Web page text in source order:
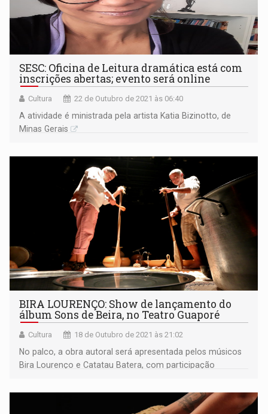
SESC: Oficina de Leitura dramática está com
inscrições abertas; evento será online
Cultura 22 de Outubro de 2021 às 06:40
A atividade é ministrada pela artista Katia Bizinotto, de
Minas Gerais
BIRA LOURENÇO: Show de lançamento do
álbum Sons de Beira, no Teatro Guaporé
Cultura 18 de Outubro de 2021 às 21:02
No palco, a obra autoral será apresentada pelos músicos
Bira Lourenço e Catatau Batera, com participação